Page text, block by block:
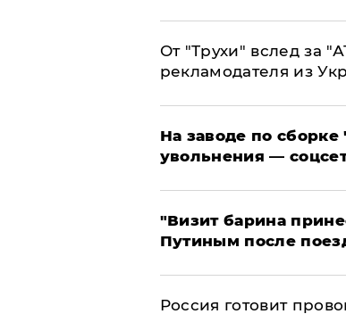
От "Трухи" вслед за
рекламодателя из
На заводе по
увольнения —
"Визит барина
Путиным после
​Россия готовит